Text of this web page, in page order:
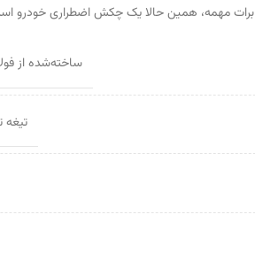
مهمه، همین حالا یک چکش اضطراری خودرو
ساخته‌شده از
تیغه